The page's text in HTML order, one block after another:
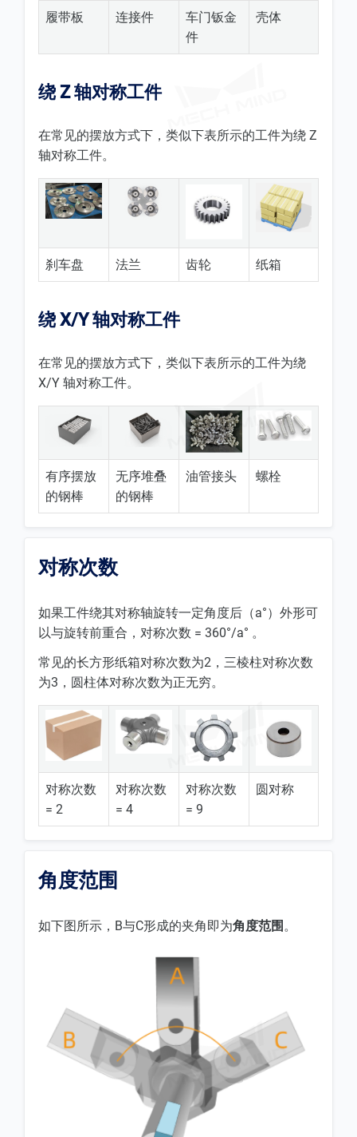
履带板 连接件
车门钣金
件
壳体
绕 Z 轴对称工件
在常见的摆放方式下，类似下表所示的工件为绕 Z
轴对称工件。
刹车盘 法兰 齿轮 纸箱
绕 X/Y 轴对称工件
在常见的摆放方式下，类似下表所示的工件为绕
X/Y 轴对称工件。
有序摆放
的钢棒
无序堆叠
的钢棒
油管接头 螺栓
对称次数
如果工件绕其对称轴旋转一定角度后（a°）外形可
以与旋转前重合，对称次数 = 360°/a° 。
常见的长方形纸箱对称次数为2，三棱柱对称次数
为3，圆柱体对称次数为正无穷。
对称次数
= 2
对称次数
= 4
对称次数
= 9
圆对称
角度范围
如下图所示，B与C形成的夹角即为角度范围 。